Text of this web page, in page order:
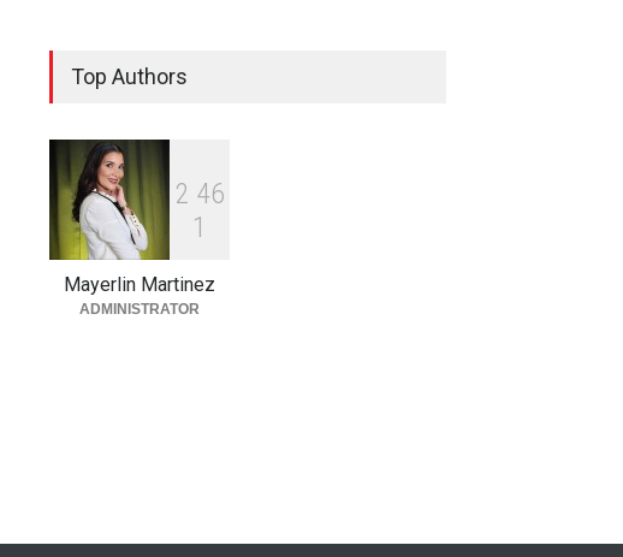
Justicia
Top Authors
2 46
1
Mayerlin Martinez
ADMINISTRATOR